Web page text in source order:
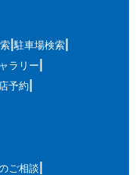
駐車場検索
ラリー
予約
ご相談